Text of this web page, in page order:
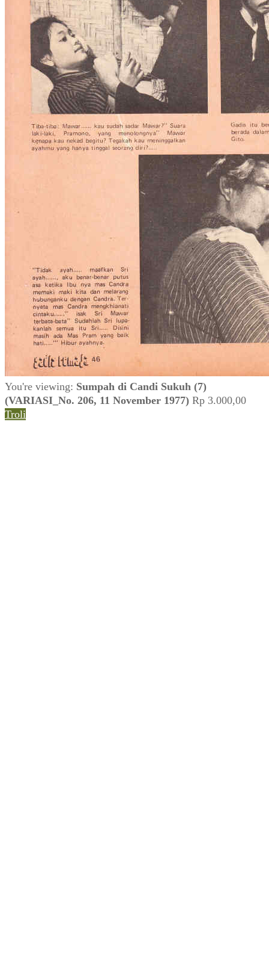
You're viewing: Sumpah di Candi Sukuh (7)
(VARIASI_No. 206, 11 November 1977) Rp 3.000,00
Troli